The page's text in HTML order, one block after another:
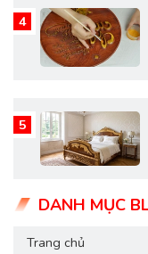
DANH MỤC
Trang chủ